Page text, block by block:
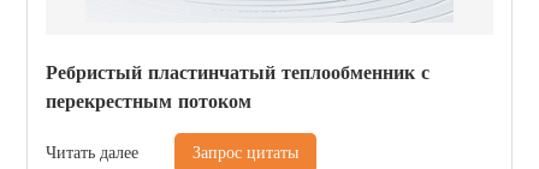
Ребристый пластинчатый теплообменник с
перекрестным потоком
Читать далее Запрос цитаты